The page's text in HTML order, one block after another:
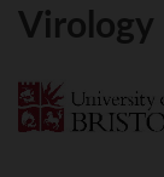
Virology